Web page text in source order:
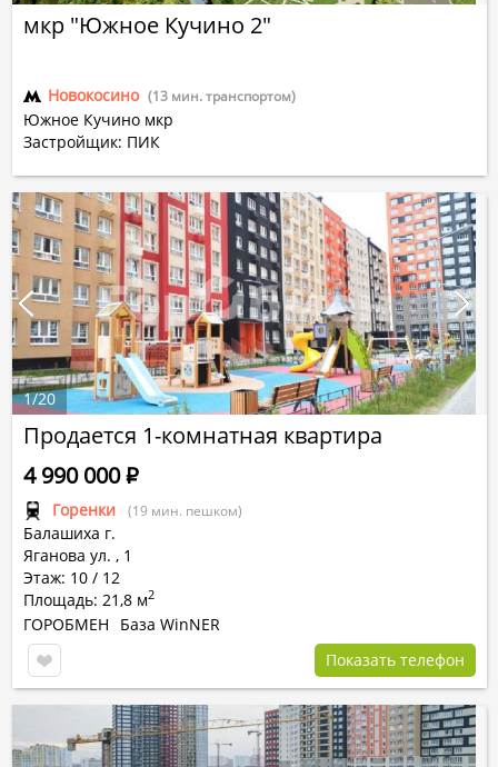
мкр "Южное Кучино 2"
Новокосино (13 мин. транспортом)
Южное Кучино мкр
Застройщик: ПИК
Продается 1-комнатная квартира
Горенки (19 мин. пешком)
Балашиха г.
Яганова ул. , 1
Этаж: 10 / 12
Площадь: 21,8 м2
4 990 000Р
ГОРОБМЕН
База WinNER
Показать телефон
1/20